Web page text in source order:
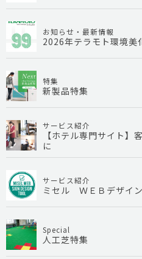
お知らせ・最新情報
2026年テラモト環境美
特集
新製品特集
サービス紹介
【ホテル専門サイト】
に
サービス紹介
ミセル ＷＥＢデザイ
Special
人工芝特集